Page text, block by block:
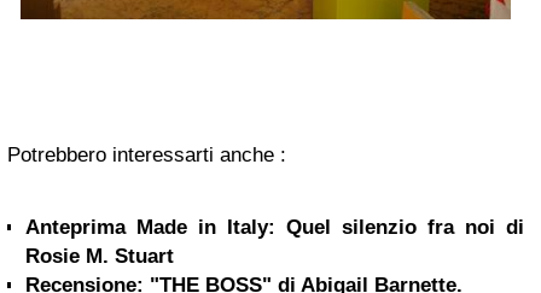
Potrebbero interessarti anche :
Anteprima Made in Italy: Quel silenzio fra noi di
Rosie M. Stuart
Recensione: "THE BOSS" di Abigail Barnette.